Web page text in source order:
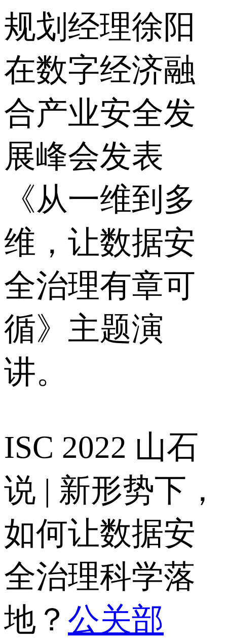
规划经理徐阳
在数字经济融
合产业安全发
展峰会发表
《从一维到多
维，让数据安
全治理有章可
循》主题演
讲。
ISC 2022 山石
说 | 新形势下，
如何让数据安
全治理科学落
地？ 公关部